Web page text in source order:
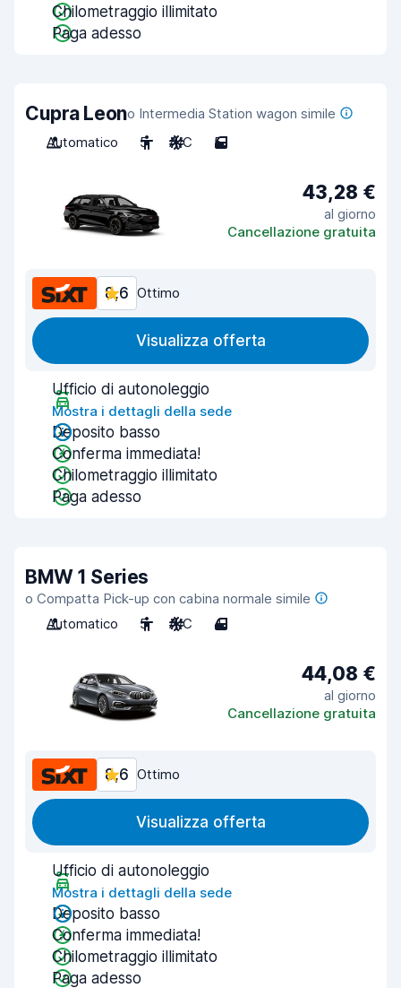
Chilometraggio illimitato
Paga adesso
Cupra Leono Intermedia Station wagon simile
Automatico
5 A/C 5
43,28 €
al giorno
Cancellazione gratuita
8,6 Ottimo
Visualizza offerta
Ufficio di autonoleggio
Mostra i dettagli della sede
Deposito basso
Conferma immediata!
Chilometraggio illimitato
Paga adesso
BMW 1 Series
o Compatta Pick-up con cabina normale simile
Automatico
5 A/C 4
44,08 €
al giorno
Cancellazione gratuita
8,6 Ottimo
Visualizza offerta
Ufficio di autonoleggio
Mostra i dettagli della sede
Deposito basso
Conferma immediata!
Chilometraggio illimitato
Paga adesso